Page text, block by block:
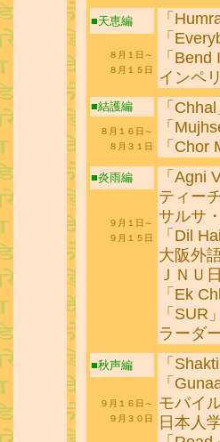
■天恵編
「
「
「
インペ
８月１日～
８月１５日
■結護編
「
「
「Chor
８月１６日～
８月３１日
■炎雨編
「Agni
ティー
サルサ
「Dil
大阪外
ＪＮＵ
「Ek
「SUR
ラーダ
９月１日～
９月１５日
■秋声編
「
「
モバイ
日本人
９月１６日～
９月３０日